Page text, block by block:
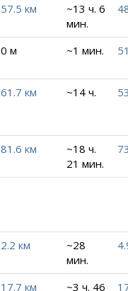
57.5 км
~13 ч. 6
мин.
0 м ~1 мин.
61.7 км ~14 ч.
81.6 км
~18 ч.
21 мин.
2.2 км
~28
мин.
17.7 км
~3 ч. 46